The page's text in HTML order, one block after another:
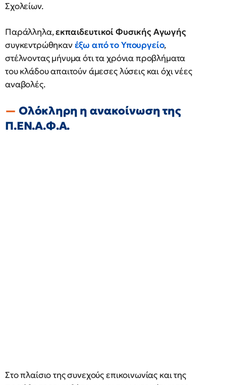
Σχολείων.
Παράλληλα,εκπαιδευτικοί Φυσικής Αγωγής
συγκεντρώθηκανέξω από το Υπουργείο,
στέλνοντας μήνυμα ότι τα χρόνια προβλήματα
του κλάδου απαιτούν άμεσες λύσεις και όχι νέες
αναβολές.
Ολόκληρη η ανακοίνωση της
Π.ΕΝ.Α.Φ.Α.
Στο πλαίσιο της συνεχούς επικοινωνίας και της